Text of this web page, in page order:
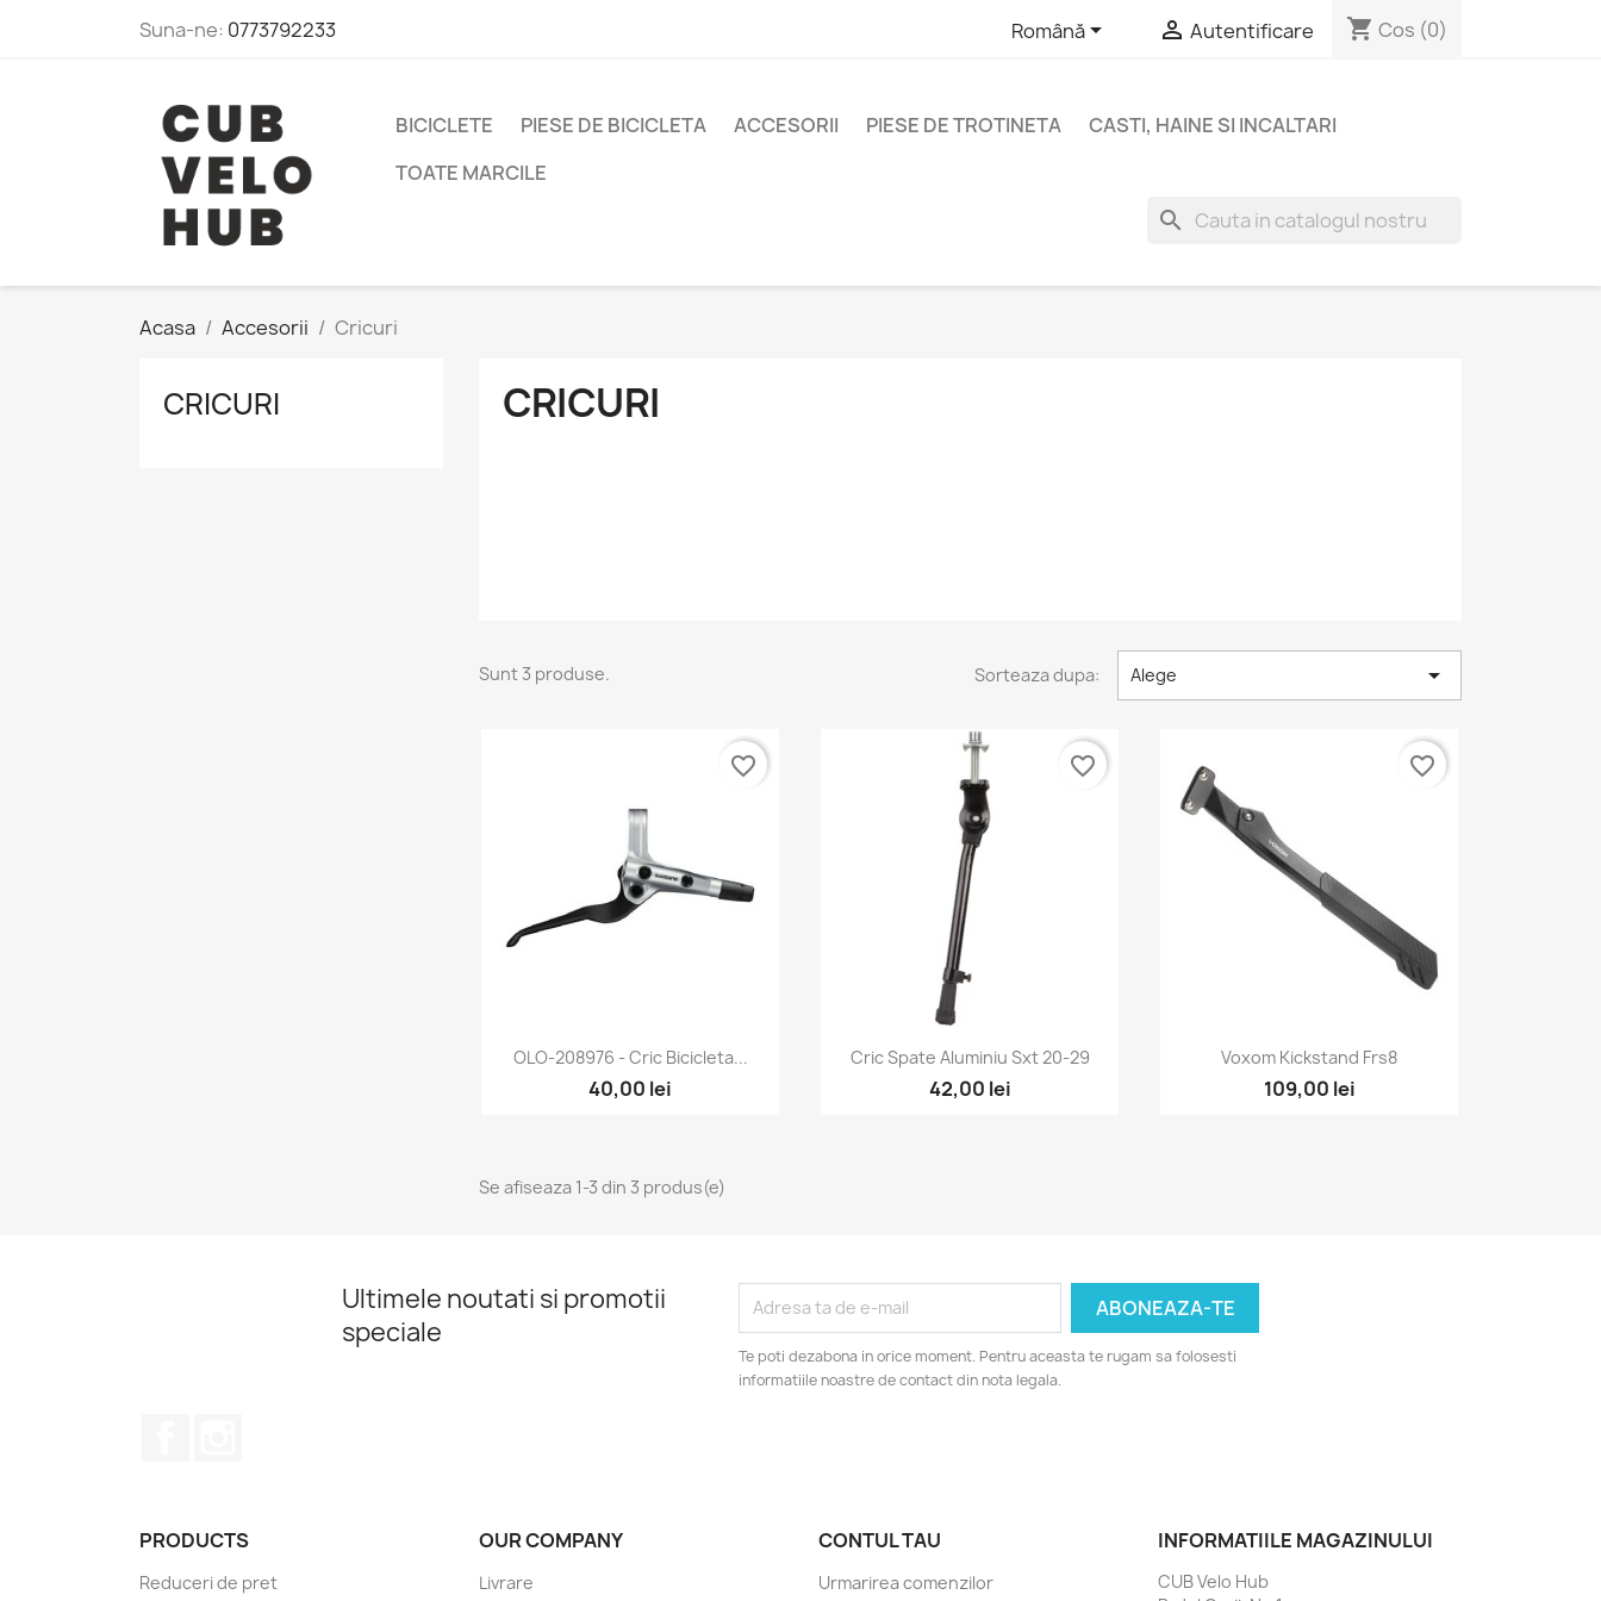
Suna-ne: 0773792233 Română  Autentificare shopping_cart Cos (0)
BICICLETE PIESE DE BICICLETA ACCESORII PIESE DE TROTINETA
CASTI, HAINE SI INCALTARI
TOATE MARCILE
search
Acasa Accesorii Cricuri
CRICURI CRICURI
Sunt 3 produse. Sorteaza dupa: Alege 
Vizualizare rapida
OLO-208976 - Cric Bicicleta...
40,00 lei
favorite_border
Vizualizare rapida
Cric Spate Aluminiu Sxt 20-29
42,00 lei
favorite_border
Vizualizare rapida
Voxom Kickstand Frs8
109,00 lei
favorite_border
Se afiseaza 1-3 din 3 produs(e)
Ultimele noutati si promotii
speciale
Te poti dezabona in orice moment. Pentru aceasta te rugam sa folosesti
informatiile noastre de contact din nota legala.
PRODUCTS
Reduceri de pret
OUR COMPANY
Livrare
CONTUL TAU
Urmarirea comenzilor
INFORMATIILE MAGAZINULUI
CUB Velo Hub